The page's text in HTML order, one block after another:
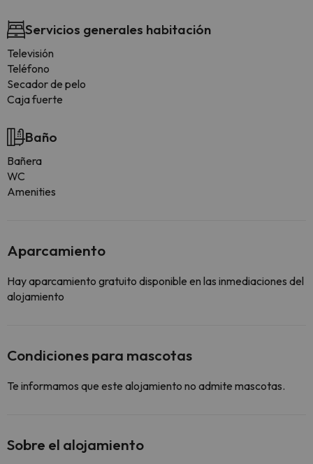
Servicios generales habitación
Televisión
Teléfono
Secador de pelo
Caja fuerte
Baño
Bañera
WC
Amenities
Aparcamiento
Hay aparcamiento gratuito disponible en las inmediaciones del
alojamiento
Condiciones para mascotas
Te informamos que este alojamiento no admite mascotas.
Sobre el alojamiento